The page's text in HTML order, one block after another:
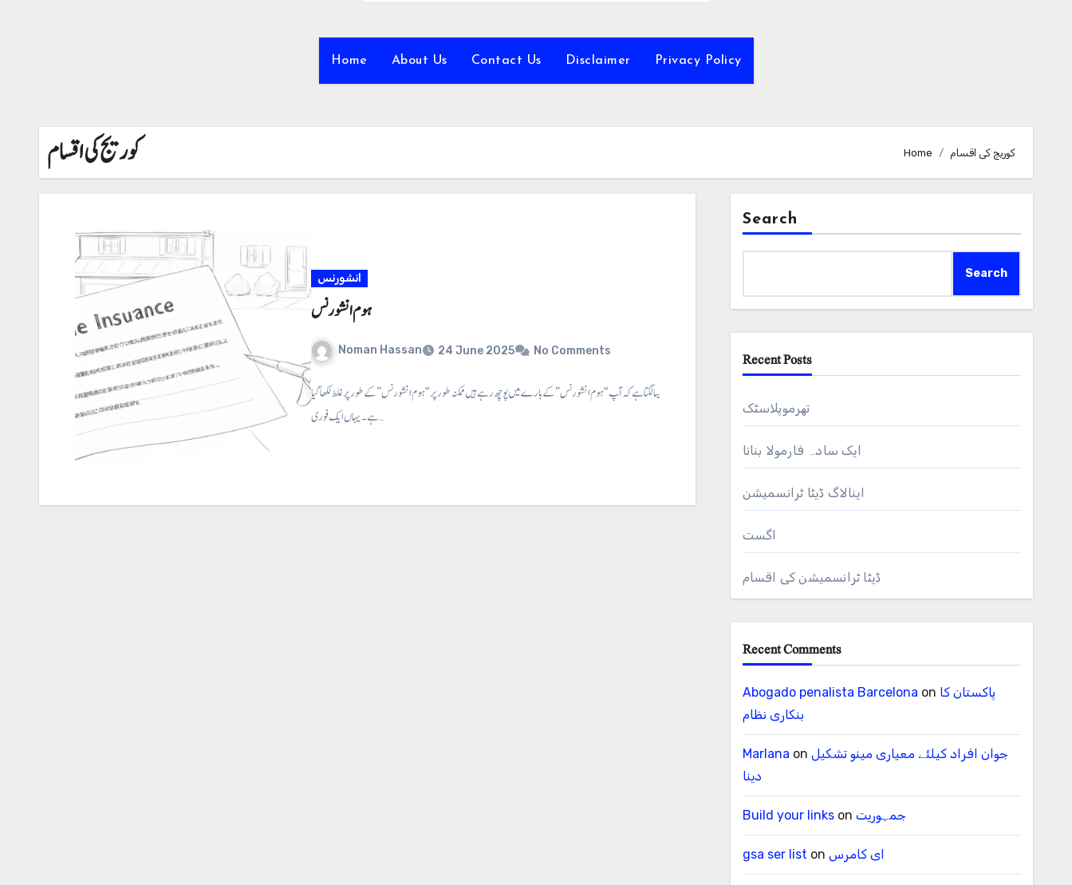
Home About Us Contact Us Disclaimer Privacy Policy
کوریج کی اقسام Home کوریج کی اقسام
انشورنس
ہوم انشورنس
Noman Hassan 24 June 2025 No Comments
ہوم انشورنس ⇐ایسا لگتا ہے کہ آپ “ہوم انشورنس” کے بارے میں پوچھ رہے ہیں ممکنہ طور پر “ہوم انشورنس” کے طور پر غلط لکھا گیا
ہے۔ یہاں ایک فوری…
Search
Search
Recent Posts
تھرموپلاسٹک
ایک سادہ فارمولا بنانا
اینالاگ ڈیٹا ٹرانسمیشن
اگست
ڈیٹا ٹرانسمیشن کی اقسام
Recent Comments
Abogado penalista Barcelona on پاکستان کا
بنکاری نظام
Marlana on جوان افراد کیلئے معیاری مینو تشکیل
دینا
Build your linkson جمہوریت
gsa ser list on ای کامرس